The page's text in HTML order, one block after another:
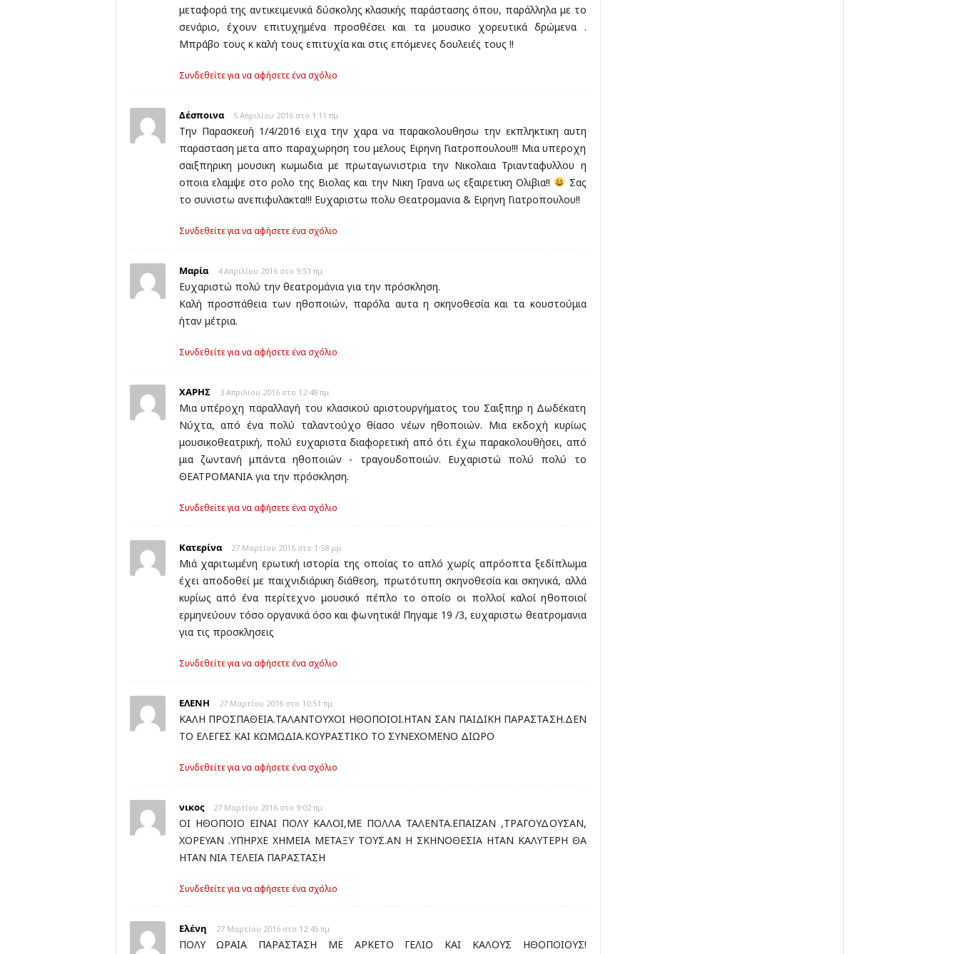
μεταφορά της αντικειμενικά δύσκολης κλασικής παράστασης όπου, παράλληλα με το
σενάριο, έχουν επιτυχημένα προσθέσει και τα μουσικο χορευτικά δρώμενα .
Μπράβο τους κ καλή τους επιτυχία και στις επόμενες δουλειές τους !!
Συνδεθείτε για να αφήσετε ένα σχόλιο
Δέσποινα 5 Απριλίου 2016 στο 1:11 πμ
Την Παρασκευή 1/4/2016 ειχα την χαρα να παρακολουθησω την εκπληκτικη αυτη
παρασταση μετα απο παραχωρηση του μελους Ειρηνη Γιατροπουλου!!! Μια υπεροχη
σαιξπηρικη μουσικη κωμωδια με πρωταγωνιστρια την Νικολαια Τριανταφυλλου η
οποια ελαμψε στο ρολο της Βιολας και την Νικη Γρανα ως εξαιρετικη Ολιβια!!
Σας
το συνιστω ανεπιφυλακτα!!! Ευχαριστω πολυ Θεατρομανια & Ειρηνη Γιατροπουλου!!
Συνδεθείτε για να αφήσετε ένα σχόλιο
Μαρία 4 Απριλίου 2016 στο 9:51 πμ
Ευχαριστώ πολύ την θεατρομάνια για την πρόσκληση.
Καλή προσπάθεια των ηθοποιών, παρόλα αυτα η σκηνοθεσία και τα κουστούμια
ήταν μέτρια.
Συνδεθείτε για να αφήσετε ένα σχόλιο
ΧΑΡΗΣ 3 Απριλίου 2016 στο 12:48 πμ
Μια υπέροχη παραλλαγή του κλασικού αριστουργήματος του Σαιξπηρ η Δωδέκατη
Νύχτα, από ένα πολύ ταλαντούχο θίασο νέων ηθοποιών. Μια εκδοχή κυρίως
μουσικοθεατρική, πολύ ευχαριστα διαφορετική από ότι έχω παρακολουθήσει, από
μια ζωντανή μπάντα ηθοποιών - τραγουδοποιών. Ευχαριστώ πολύ πολύ το
ΘΕΑΤΡΟΜΑΝΙΑ για την πρόσκληση.
Συνδεθείτε για να αφήσετε ένα σχόλιο
Κατερίνα 27 Μαρτίου 2016 στο 1:58 μμ
Μιά χαριτωμένη ερωτική ιστορία της οποίας το απλό χωρίς απρόοπτα ξεδίπλωμα
έχει αποδοθεί με παιχνιδιάρικη διάθεση, πρωτότυπη σκηνοθεσία και σκηνικά, αλλά
κυρίως από ένα περίτεχνο μουσικό πέπλο το οποίο οι πολλοί καλοί ηθοποιοί
ερμηνεύουν τόσο οργανικά όσο και φωνητικά! Πηγαμε 19 /3, ευχαριστω θεατρομανια
για τις προσκλησεις
Συνδεθείτε για να αφήσετε ένα σχόλιο
ΕΛΕΝΗ 27 Μαρτίου 2016 στο 10:51 πμ
ΚΑΛΗ ΠΡΟΣΠΑΘΕΙΑ.ΤΑΛΑΝΤΟΥΧΟΙ ΗΘΟΠΟΙΟΙ.ΗΤΑΝ ΣΑΝ ΠΑΙΔΙΚΗ ΠΑΡΑΣΤΑΣΗ.ΔΕΝ
ΤΟ ΕΛΕΓΕΣ ΚΑΙ ΚΩΜΩΔΙΑ.ΚΟΥΡΑΣΤΙΚΟ ΤΟ ΣΥΝΕΧΟΜΕΝΟ ΔΙΩΡΟ
Συνδεθείτε για να αφήσετε ένα σχόλιο
νικος 27 Μαρτίου 2016 στο 9:02 πμ
ΟΙ ΗΘΟΠΟΙΟ ΕΙΝΑΙ ΠΟΛΥ ΚΑΛΟΙ,ΜΕ ΠΟΛΛΑ ΤΑΛΕΝΤΑ.ΕΠΑΙΖΑΝ ,ΤΡΑΓΟΥΔΟΥΣΑΝ,
ΧΟΡΕΥΑΝ .ΥΠΗΡΧΕ ΧΗΜΕΙΑ ΜΕΤΑΞΥ ΤΟΥΣ.ΑΝ Η ΣΚΗΝΟΘΕΣΙΑ ΗΤΑΝ ΚΑΛΥΤΕΡΗ ΘΑ
ΗΤΑΝ ΝΙΑ ΤΕΛΕΙΑ ΠΑΡΑΣΤΑΣΗ
Συνδεθείτε για να αφήσετε ένα σχόλιο
Ελένη 27 Μαρτίου 2016 στο 12:45 πμ
ΠΟΛΥ ΩΡΑΙΑ ΠΑΡΑΣΤΑΣΗ ΜΕ ΑΡΚΕΤΟ ΓΕΛΙΟ ΚΑΙ ΚΑΛΟΥΣ ΗΘΟΠΟΙΟΥΣ!